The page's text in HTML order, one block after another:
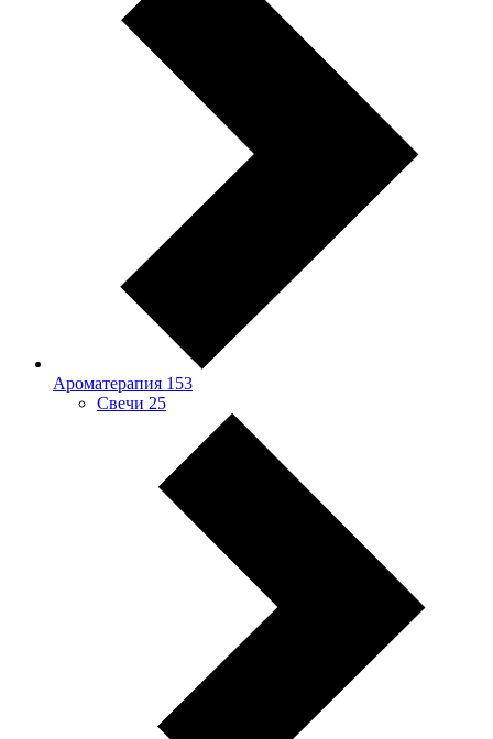
Ароматерапия 153
Свечи 25